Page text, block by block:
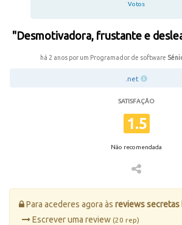
Votos
"Desmotivadora, frustante e
há 2 anos por um Programador de software
.net
SATISFAÇÃO
1.5
Não recomendada
Para acederes agora às reviews secretas
Escrever uma review (20 rep)